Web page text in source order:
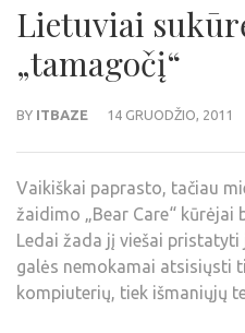
Lietuviai
„tamagočį“
BY ITBAZE 14 GRUODŽIO, 2011
Vaikiškai paprasto, tačiau
žaidimo „Bear Care“ kūrėjai
Ledai žada jį viešai
galės nemokamai atsisiųsti
kompiuterių, tiek išmaniųjų